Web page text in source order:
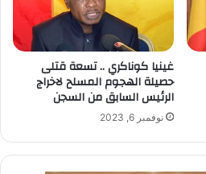
غينيا كوناكري .. تسعة قتلى
حصيلة الهجوم المسلح لاخراج
الرئيس السابق من السجن
نوفمبر 6, 2023